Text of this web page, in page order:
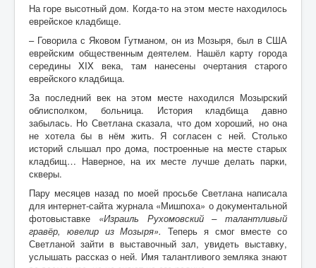
На горе высотный дом. Когда-то на этом месте находилось
еврейское кладбище.
– Говорила с Яковом Гутманом, он из Мозыря, был в США
еврейским общественным деятелем. Нашёл карту города
середины XIX века, там нанесены очертания старого
еврейского кладбища.
За последний век на этом месте находился Мозырский
облисполком, больница. История кладбища давно
забылась. Но Светлана сказала, что дом хороший, но она
не хотела бы в нём жить. Я согласен с ней. Столько
историй слышал про дома, построенные на месте старых
кладбищ… Наверное, на их месте лучше делать парки,
скверы.
Пару месяцев назад по моей просьбе Светлана написала
для интернет-сайта журнала «Мишпоха» о документальной
фотовыставке «Израиль Рухомовский – талантливый
гравёр, ювелир из Мозыря». Теперь я смог вместе со
Светланой зайти в выставочный зал, увидеть выставку,
услышать рассказ о ней. Имя талантливого земляка знают